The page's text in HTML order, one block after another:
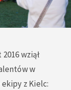
wziął
w
z Kielc: